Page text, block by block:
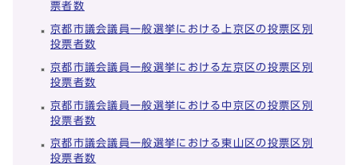
票者数
京都市議会議員一般選挙における上京区の投票区別
投票者数
京都市議会議員一般選挙における左京区の投票区別
投票者数
京都市議会議員一般選挙における中京区の投票区別
投票者数
京都市議会議員一般選挙における東山区の投票区別
投票者数